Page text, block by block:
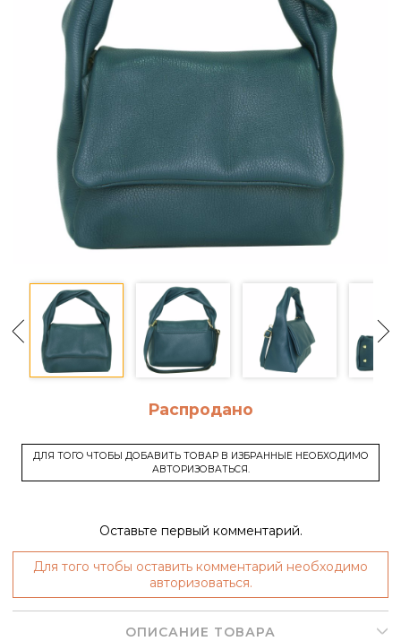
Распродано
ДЛЯ ТОГО ЧТОБЫ ДОБАВИТЬ ТОВАР В ИЗБРАННЫЕ НЕОБХОДИМО
АВТОРИЗОВАТЬСЯ.
Оставьте первый комментарий.
Для того чтобы оставить комментарий необходимо
авторизоваться.
ОПИСАНИЕ ТОВАРА